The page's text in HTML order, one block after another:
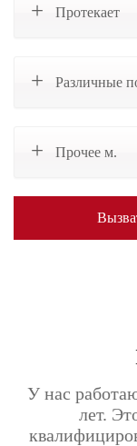
Протекает
Различные
Прочее м.
У нас
лет.